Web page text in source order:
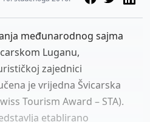
međunarodnog sajma
Luganu,
zajednici
je vrijedna Švicarska
Tourism Award – STA).
etablirano